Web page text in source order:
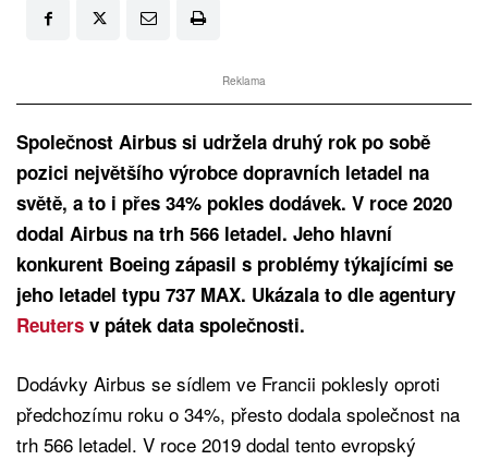
Reklama
Společnost Airbus si udržela druhý rok po sobě
pozici největšího výrobce dopravních letadel na
světě, a to i přes 34% pokles dodávek. V roce 2020
dodal Airbus na trh 566 letadel. Jeho hlavní
konkurent Boeing zápasil s problémy týkajícími se
jeho letadel typu 737 MAX. Ukázala to dle agentury
Reuters v pátek data společnosti.
Dodávky Airbus se sídlem ve Francii poklesly oproti
předchozímu roku o 34%, přesto dodala společnost na
trh 566 letadel. V roce 2019 dodal tento evropský